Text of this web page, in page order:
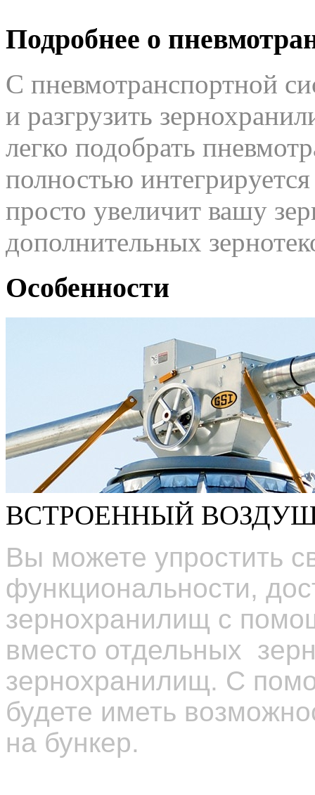
Подробнее о
С пневмотранспортной
и разгрузить
легко подобрать
полностью интегрируется
просто увеличит вашу
дополнительных
Особенности
ВСТРОЕННЫЙ
Вы можете упростить
функциональности,
зернохранилищ с
вместо отдельных
зернохранилищ. С
будете иметь
на бункер.